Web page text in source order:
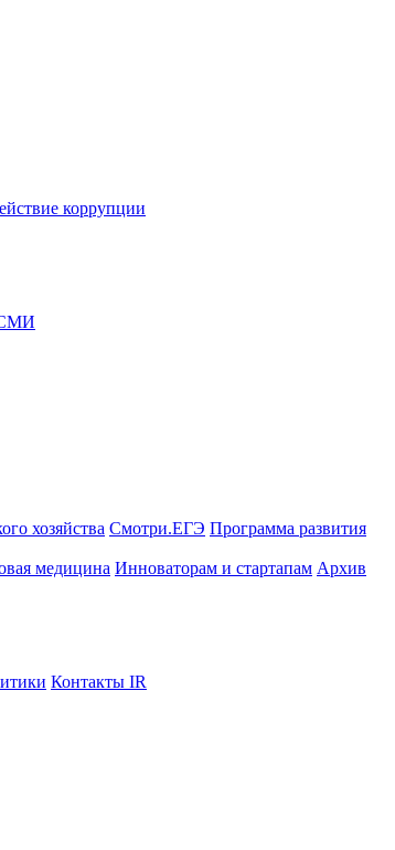
коррупции
СМИ
хозяйства Смотри.ЕГЭ Программа развития
медицина Инноваторам и стартапам Архив
Контакты IR